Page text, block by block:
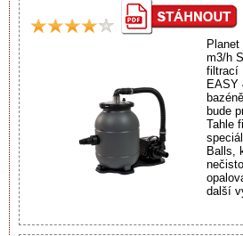
m3/h
filtrací
EASY
bude
Tahle
Balls,
další